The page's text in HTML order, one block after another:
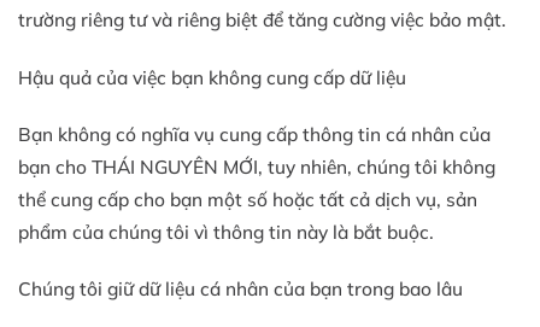
trường riêng tư và riêng biệt để tăng cường việc bảo mật.
Hậu quả của việc bạn không cung cấp dữ liệu
Bạn không có nghĩa vụ cung cấp thông tin cá nhân của
bạn cho THÁI NGUYÊN MỚI, tuy nhiên, chúng tôi không
thể cung cấp cho bạn một số hoặc tất cả dịch vụ, sản
phẩm của chúng tôi vì thông tin này là bắt buộc.
Chúng tôi giữ dữ liệu cá nhân của bạn trong bao lâu